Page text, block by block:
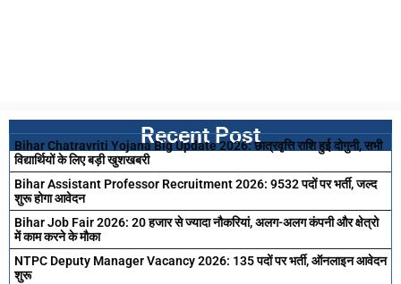
Recent Post
Bihar Chatravriti Yojana Big Update 2026: छात्रवृत्ति राशि हुई दोगुनी, सभी
विद्यार्थियों के लिए बड़ी खुशखबरी
Bihar Assistant Professor Recruitment 2026: 9532 पदों पर भर्ती, जल्द
शुरू होगा आवेदन
Bihar Job Fair 2026: 20 हजार से ज्यादा नौकरियां, अलग-अलग कंपनी और क्षेत्रो
में काम करने के मौका
NTPC Deputy Manager Vacancy 2026: 135 पदों पर भर्ती, ऑनलाइन आवेदन
शुरू